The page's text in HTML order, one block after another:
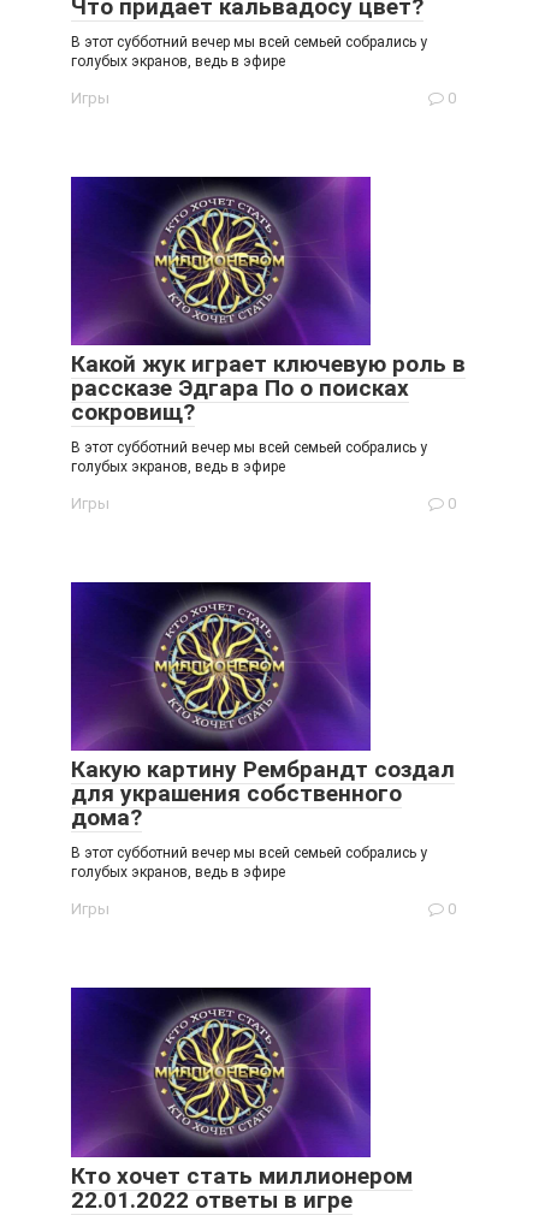
Что придает кальвадосу цвет?
В этот субботний вечер мы всей семьей собрались у
голубых экранов, ведь в эфире
Игры 0
Какой жук играет ключевую роль в
рассказе Эдгара По о поисках
сокровищ?
В этот субботний вечер мы всей семьей собрались у
голубых экранов, ведь в эфире
Игры 0
Какую картину Рембрандт создал
для украшения собственного
дома?
В этот субботний вечер мы всей семьей собрались у
голубых экранов, ведь в эфире
Игры 0
Кто хочет стать миллионером
22.01.2022 ответы в игре